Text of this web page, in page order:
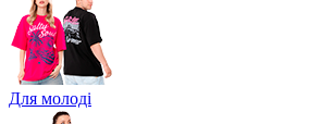
Для молоді